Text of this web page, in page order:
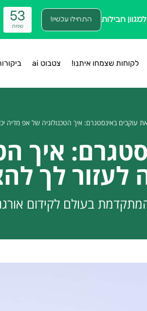
53
שניות
התחילו עכשיו!
לקוחות שצמחו איתנו! צטבוט ai
עוקבים באינסטגרם: איך הטכנולוגיה של אפ מדיה
איך
לעזור לך
בעולם לקידום